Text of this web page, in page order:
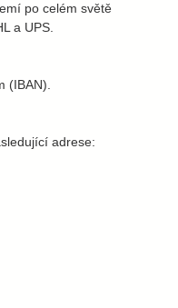
po celém světě
a UPS.
(IBAN).
adrese: